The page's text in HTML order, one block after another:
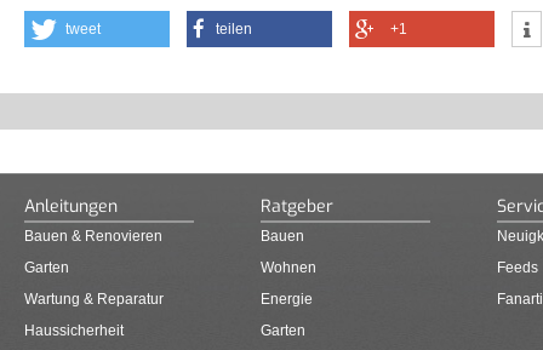
tweet teilen +1
Anleitungen
Bauen & Renovieren
Garten
Wartung & Reparatur
Haussicherheit
Ratgeber
Bauen
Wohnen
Energie
Garten
Feeds